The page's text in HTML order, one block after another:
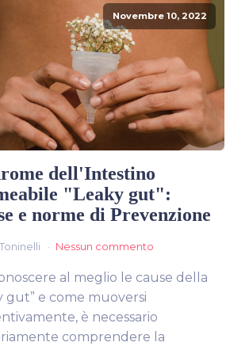
Novembre 10, 2022
dell'Intestino
"Leaky gut":
e norme di Prevenzione
Nessun commento
al meglio le cause della
gut” e come muoversi
è necessario
comprendere la